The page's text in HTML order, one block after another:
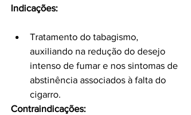
Indicações:
Tratamento do tabagismo,
auxiliando na redução do desejo
intenso de fumar e nos sintomas de
abstinência associados à falta do
cigarro.
Contraindicações: